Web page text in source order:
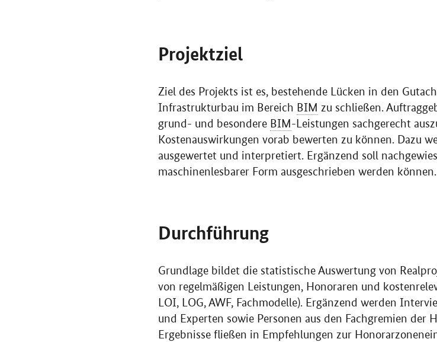
Projektziel
Ziel des Projekts ist es, bestehende Lücken in den
Infrastrukturbau im Bereich BIM zu schließen.
grund- und besondere BIM-Leistungen sachgerecht
Kostenauswirkungen vorab bewerten zu können. Dazu
ausgewertet und interpretiert. Ergänzend soll
maschinenlesbarer Form ausgeschrieben werden können.
Durchführung
Grundlage bildet die statistische Auswertung von
von regelmäßigen Leistungen, Honoraren und
LOI, LOG, AWF, Fachmodelle). Ergänzend werden
und Experten sowie Personen aus den Fachgremien der
Ergebnisse fließen in Empfehlungen zur